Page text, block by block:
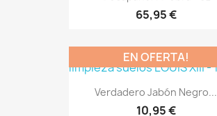
65,95 €
Verdadero Jabón Negro...
10,95 €
EN OFERTA!